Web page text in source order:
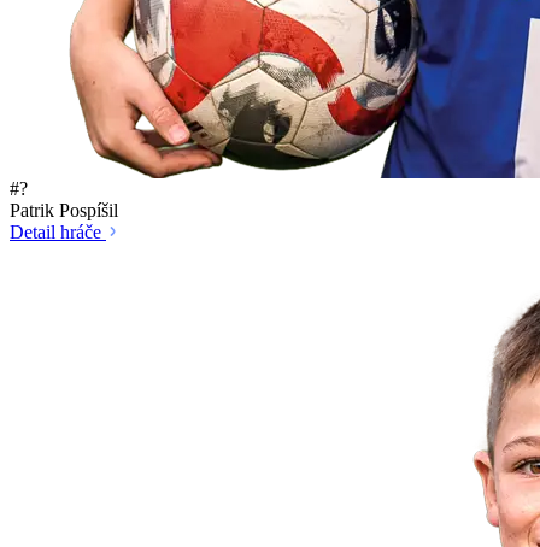
#?
Patrik Pospíšil
Detail hráče